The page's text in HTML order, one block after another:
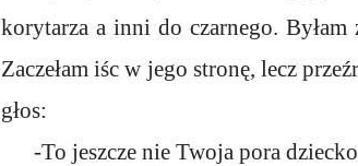
korytarza a inni do czarnego.
Zaczełam iśc w jego stronę, lecz
głos:
-To jeszcze nie Twoja pora